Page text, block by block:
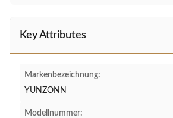
Key Attributes
Markenbezeichnung:
YUNZONN
Modellnummer: